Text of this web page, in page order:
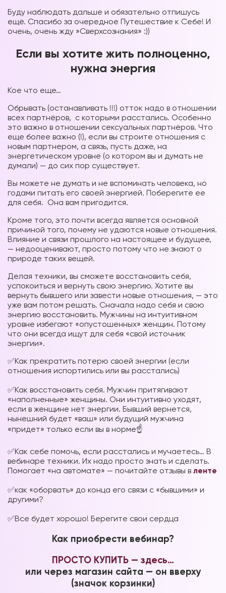
Буду наблюдать дальше и обязательно отпишусь
ещё. Спасибо за очередное Путешествие к Себе! И
очень, очень жду »Сверхсознания» :))
Если вы хотите жить полноценно,
нужна энергия
Кое что еще…
Обрывать (останавливать !!!) отток надо в отношении
всех партнёров, с которыми расстались. Особенно
это важно в отношении сексуальных партнёров. Что
еще более важно (!), если вы строите отношения с
новым партнером, а связь, пусть даже, на
энергетическом уровне (о котором вы и думать не
думали) — до сих пор существует.
Вы можете не думать и не вспоминать человека, но
годами питать его своей энергией. Поберегите ее
для себя. Она вам пригодится.
Кроме того, это почти всегда является основной
причиной того, почему не удаются новые отношения.
Влияние и связи прошлого на настоящее и будущее,
— недооценивают, просто потому что не знают о
природе таких вещей.
Делая техники, вы сможете восстановить себя,
успокоиться и вернуть свою энергию. Хотите вы
вернуть бывшего или завести новые отношения, — это
уже вам потом решать. Сначала надо себя и свою
энергию восстановить. Мужчины на интуитивном
уровне избегают «опустошенных» женщин. Потому
что они всегда ищут для себя «свой источник
энергии».
✅Как прекратить потерю своей энергии (если
отношения испортились или вы расстались)
✅Как восстановить себя. Мужчин притягивают
«наполненные» женщины. Они интуитивно уходят,
если в женщине нет энергии. Бывший вернется,
нынешний будет «ваш» или будущий мужчина
«придет» только если вы в норме☝️
✅Как себе помочь, если расстались и мучаетесь… В
вебинаре техники. Их надо просто знать и сделать.
Помогает «на автомате» — почитайте отзывы в ленте
✅как «оборвать» до конца его связи с «бывшими» и
другими?
✅Все будет хорошо! Берегите свои сердца
Как приобрести вебинар?
ПРОСТО КУПИТЬ — здесь…
или через магазин сайта — он вверху
(значок корзинки)